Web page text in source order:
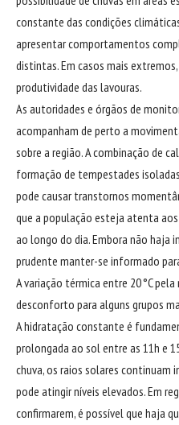
constante das condições
apresentar comportamentos
distintas. Em casos mais
produtividade das lavouras.
As autoridades e órgãos de
acompanham de perto a
sobre a região. A combinação de
formação de tempestades
pode causar transtornos
que a população esteja atenta
ao longo do dia. Embora não haja
prudente manter-se informado
A variação térmica entre 20 °C
desconforto para alguns grupos
A hidratação constante é
prolongada ao sol entre as 11h e
chuva, os raios solares
pode atingir níveis elevados. Em
confirmarem, é possível que haja